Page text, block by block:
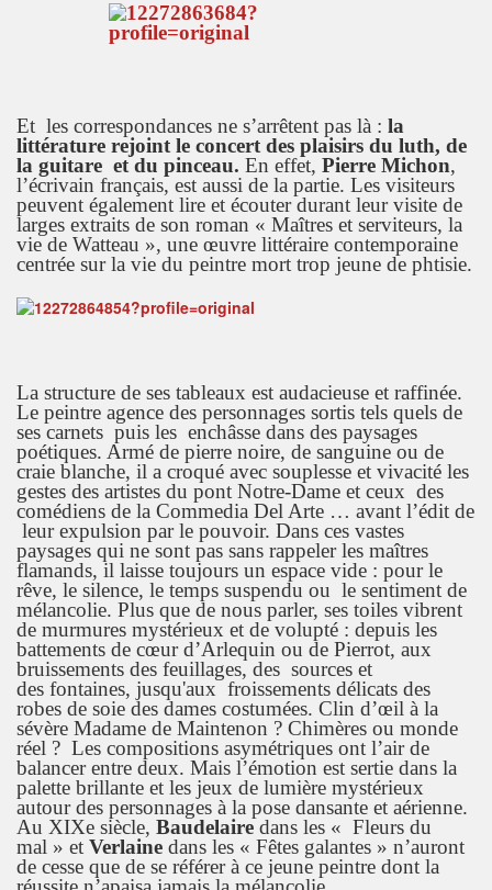
Et les correspondances ne s’arrêtent pas là : la
littérature rejoint le concert des plaisirs du luth, de
la guitare et du pinceau. En effet, Pierre Michon,
l’écrivain français, est aussi de la partie. Les visiteurs
peuvent également lire et écouter durant leur visite de
larges extraits de son roman « Maîtres et serviteurs, la
vie de Watteau », une œuvre littéraire contemporaine
centrée sur la vie du peintre mort trop jeune de phtisie.
La structure de ses tableaux est audacieuse et raffinée.
Le peintre agence des personnages sortis tels quels de
ses carnets puis les enchâsse dans des paysages
poétiques. Armé de pierre noire, de sanguine ou de
craie blanche, il a croqué avec souplesse et vivacité les
gestes des artistes du pont Notre-Dame et ceux des
comédiens de la Commedia Del Arte … avant l’édit de
leur expulsion par le pouvoir. Dans ces vastes
paysages qui ne sont pas sans rappeler les maîtres
flamands, il laisse toujours un espace vide : pour le
rêve, le silence, le temps suspendu ou le sentiment de
mélancolie. Plus que de nous parler, ses toiles vibrent
de murmures mystérieux et de volupté : depuis les
battements de cœur d’Arlequin ou de Pierrot, aux
bruissements des feuillages, des sources et
des fontaines, jusqu'aux froissements délicats des
robes de soie des dames costumées. Clin d’œil à la
sévère Madame de Maintenon ? Chimères ou monde
réel ? Les compositions asymétriques ont l’air de
balancer entre deux. Mais l’émotion est sertie dans la
palette brillante et les jeux de lumière mystérieux
autour des personnages à la pose dansante et aérienne.
Au XIXe siècle, Baudelaire dans les « Fleurs du
mal » et Verlaine dans les « Fêtes galantes » n’auront
de cesse que de se référer à ce jeune peintre dont la